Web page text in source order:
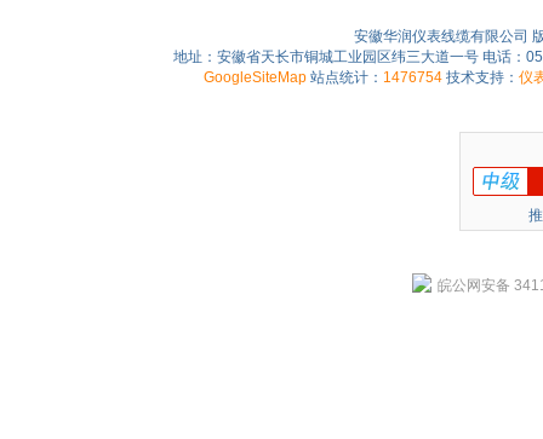
安徽华润仪表线缆有限公司
地址：安徽省天长市铜城工业园区纬三大道一号 电话：
GoogleSiteMap 站点统计： 1476754 技术支持： 仪
皖公网安备